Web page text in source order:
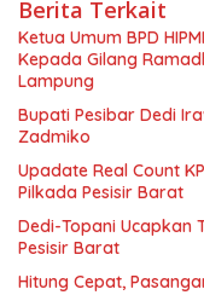
Berita Terkait
Ketua Umum BPD
Kepada Gilang
Lampung
Bupati Pesibar Dedi
Zadmiko
Upadate Real Count
Pilkada Pesisir Barat
Dedi-Topani Ucapkan
Pesisir Barat
Hitung Cepat,